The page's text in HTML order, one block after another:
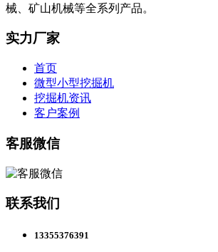
械、矿山机械等全系列产品。
实力厂家
首页
微型小型挖掘机
挖掘机资讯
客户案例
客服微信
联系我们
13355376391